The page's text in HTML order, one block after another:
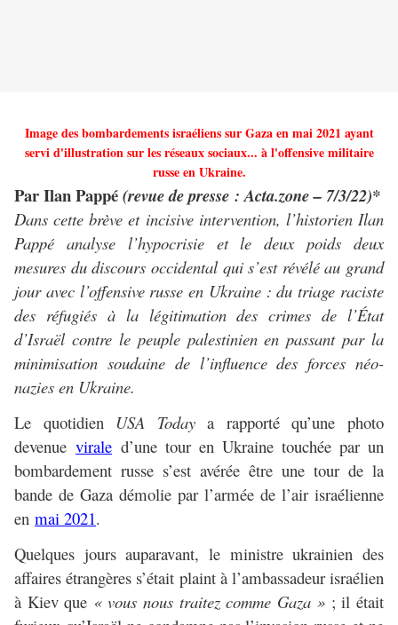
Image des bombardements israéliens sur Gaza en mai 2021 ayant
servi d'illustration sur les réseaux sociaux... à l'offensive militaire
russe en Ukraine.
Par Ilan Pappé(revue de presse : Acta.zone – 7/3/22)*
Dans cette brève et incisive intervention, l’historien Ilan
Pappé analyse l’hypocrisie et le deux poids deux
mesures du discours occidental qui s’est révélé au grand
jour avec l’offensive russe en Ukraine : du triage raciste
des réfugiés à la légitimation des crimes de l’État
d’Israël contre le peuple palestinien en passant par la
minimisation soudaine de l’influence des forces néo-
nazies en Ukraine.
Le quotidien USA Todaya rapporté qu’une photo
devenue virale d’une tour en Ukraine touchée par un
bombardement russe s’est avérée être une tour de la
bande de Gaza démolie par l’armée de l’air israélienne
en mai 2021.
Quelques jours auparavant, le ministre ukrainien des
affaires étrangères s’était plaint à l’ambassadeur israélien
à Kiev que « vous nous traitez comme Gaza » ; il était